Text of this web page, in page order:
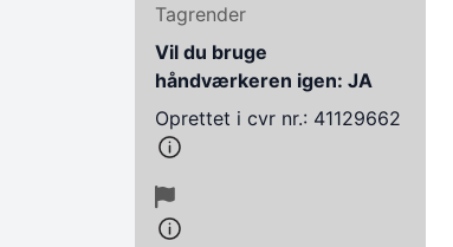
Tagrender
Vil du bruge
håndværkeren igen: JA
Oprettet i cvr nr.: 41129662